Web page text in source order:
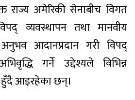
राज्य अमेरिकी सेनाबीच विगत
व्यवस्थापन तथा मानवीय
आदानप्रदान गरी विपद्
गर्ने उद्देश्यले विभिन्न
आइरहेका छन्।